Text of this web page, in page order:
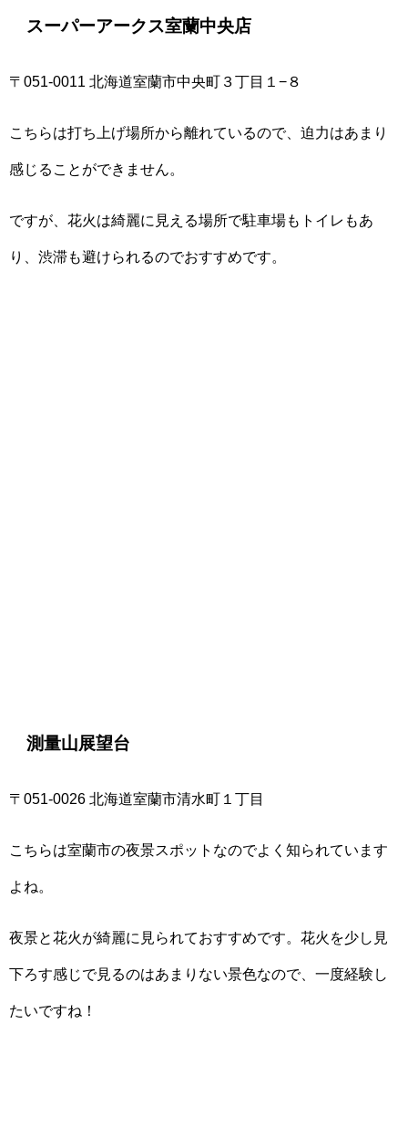
スーパーアークス室蘭中央店
〒051-0011 北海道室蘭市中央町３丁目１−８
こちらは打ち上げ場所から離れているので、迫力はあまり
感じることができません。
ですが、花火は綺麗に見える場所で駐車場もトイレもあ
り、渋滞も避けられるのでおすすめです。
測量山展望台
〒051-0026 北海道室蘭市清水町１丁目
こちらは室蘭市の夜景スポットなのでよく知られています
よね。
夜景と花火が綺麗に見られておすすめです。花火を少し見
下ろす感じで見るのはあまりない景色なので、一度経験し
たいですね！